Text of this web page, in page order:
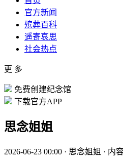
官方新闻
殡葬百科
遥寄哀思
社会热点
更 多
免费创建纪念馆
下载官方APP
思念姐姐
2026-06-23 00:00 · 思念姐姐 · 内